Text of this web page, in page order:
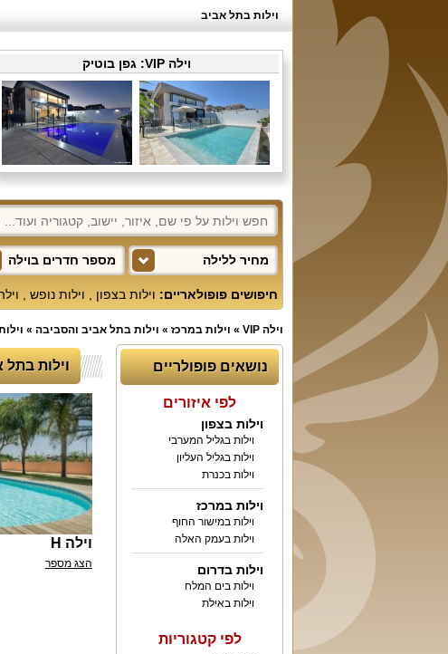
וילות בתל אביב
וילה VIP: גפן בוטיק
מספר חדרים בוילה מחיר ללילה
חיפושים פופולאריים: וילות בצפון וילות נופש
וילה VIP » וילות במרכז » וילות בתל אביב והסביבה »
נושאים פופולריים
לפי איזורים
וילות בצפון
וילות בגליל המערבי
וילות בגליל העליון
וילות בכנרת
וילות במרכז
וילות במישור החוף
וילות בעמק האלה
וילות בדרום
וילות בים המלח
וילות באילת
לפי קטגוריות
וילות בתל
וילה H
הצג מספר